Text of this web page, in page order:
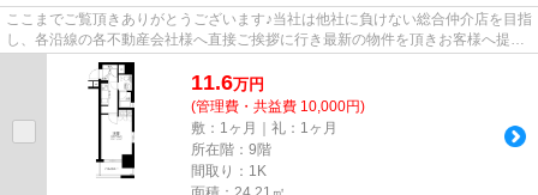
ここまでご覧頂きありがとうございます♪当社は他社に負けない総合仲介店を目指
し、各沿線の各不動産会社様へ直接ご挨拶に行き最新の物件を頂きお客様へ提供
しております！最新の情報は...
11.6万円
(管理費・共益費 10,000円)
敷：1ヶ月｜礼：1ヶ月
所在階：9階
間取り：1K